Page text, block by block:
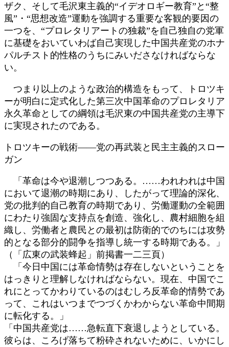
ザク、そして毛沢東主義的“イデオロギー教育”と“整
風”・“思想改造”運動を強調する重要な客観的要因の
一つを、“プロレタリアートの独裁”を自己独自の党軍
に基礎をおいていわば自己実現した中国共産党のホナ
パルチスト的性格のうちにみいださなければならな
い。
つまり以上のような政治的構造をもって、トロツキ
ーが明白に定式化した第三次中国革命のプロレタリア
永久革命としての綱領は毛沢東の中国共産党の主導下
に実現されたのである。
トロツキーの戦術――党の再武装と民主主義的スロー
ガン
「革命は今や退潮しつつある。……われわれは中国
において退潮の時期にあり、したがって理論的深化、
党の批判的自己教育の時期であり、労働運動の全範囲
にわたり強固な支持点を創造、強化し、農村細胞を組
織し、労働者と農民との最初は防衛的でのちには攻勢
的となる部分的闘争を指導し統一する時期である。」
（「広東の武装蜂起」前掲書一二三頁）
「今日中国には革命情勢は存在しないということを
はっきりと理解しなければならない。現在、中国でこ
れにとってかわりているのはむしろ反革命的情勢であ
って、これはいつまでつづくかわからない革命中間期
に転化する。」
「中国共産党は……急転直下衰退しようとしている。
彼らは、ころげ落ちて粉砕されないために、いかにし